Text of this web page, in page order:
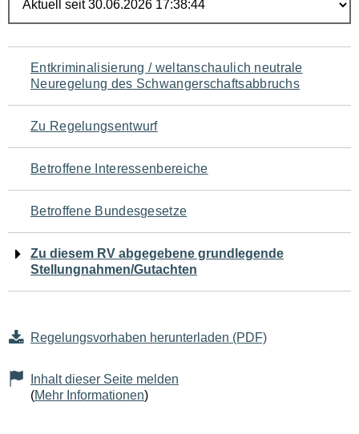
Navigation
für
den
Seiteninhalt
Entkriminalisierung / weltanschaulich neutrale
Neuregelung des Schwangerschaftsabbruchs
Zu Regelungsentwurf
Betroffene Interessenbereiche
Betroffene Bundesgesetze
Zu diesem RV abgegebene grundlegende
Stellungnahmen/Gutachten
Regelungsvorhaben herunterladen (PDF)
Inhalt dieser Seite melden
(Mehr Informationen)